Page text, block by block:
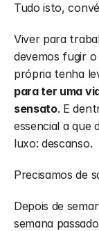
Tudo isto,
Viver para
devemos fugir
própria tenha
para ter uma
sensato. E
essencial a que
luxo: descanso.
Precisamos de
Depois de
semana